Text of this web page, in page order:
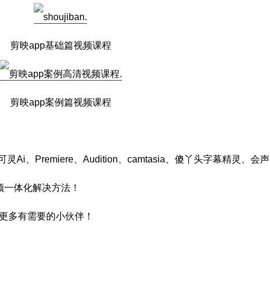
剪映app基础篇视频课程
剪映app案例篇视频课程
灵Ai、Premiere、Audition、camtasia、傻丫头字幕精灵、会声
体化解决方法！
多有需要的小伙伴！